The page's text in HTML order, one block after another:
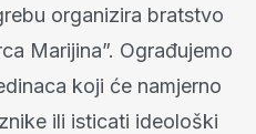
organizira bratstvo
Marijina”. Ograđujemo
koji će namjerno
ili isticati ideološki